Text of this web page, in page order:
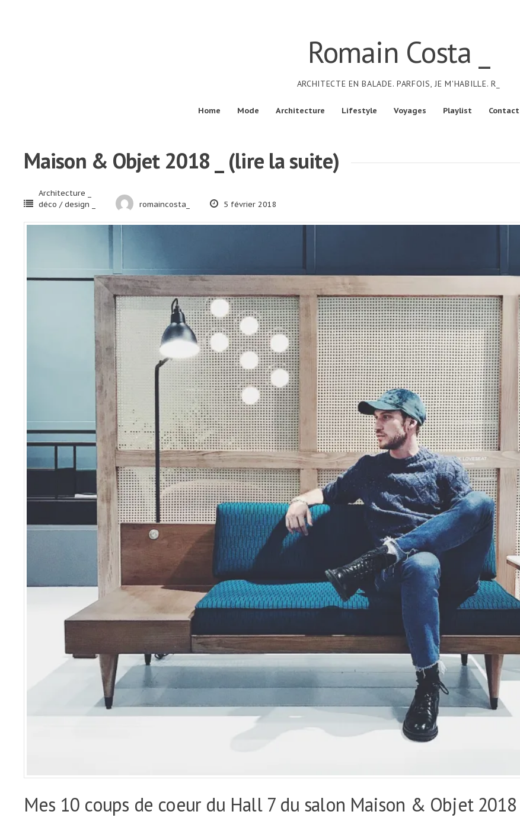
Romain Costa _
ARCHITECTE EN BALADE. PARFOIS, JE M'HABILLE. R_
Home Mode Architecture Lifestyle Voyages Playlist Contact
Maison & Objet 2018 _ (lire la suite)
Architecture _
déco / design _
romaincosta_ 5 février 2018
Mes 10 coups de coeur du Hall 7 du salon Maison & Objet 2018 _